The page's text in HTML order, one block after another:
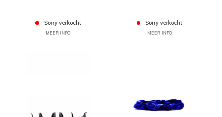
Sorry verkocht
MEER INFO
Sorry verkocht
MEER INFO